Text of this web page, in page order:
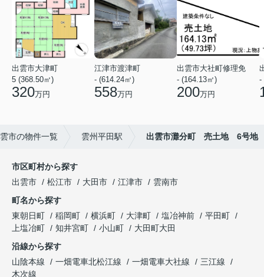
出雲市大津町
5 (368.50㎡)
320万円
江津市渡津町
- (614.24㎡)
558万円
出雲市大社町修理免
- (164.13㎡)
200万円
-
市の物件一覧 雲州平田駅 出雲市灘分町 売土地 6号地
市区町村から探す
出雲市
松江市 大田市 江津市
雲南市
町名から探す
東朝日町
稲岡町 横浜町 大津町 塩冶神前
平田町
上塩冶町
知井宮町 小山町
大田町大田
沿線から探す
山陰本線
一畑電車北松江線 一畑電車大社線
三江線
木次線